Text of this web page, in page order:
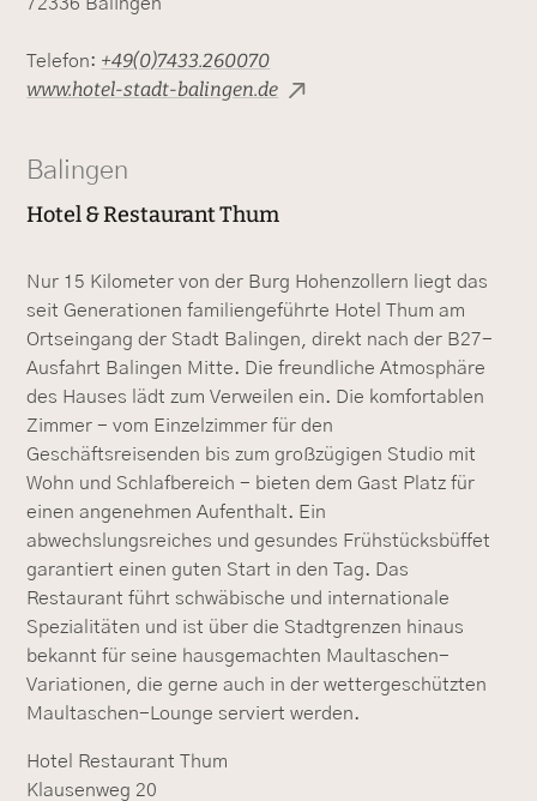
Telefon: +49(0)7433.260070
www.hotel-stadt-balingen.de
Balingen
Hotel & Restaurant Thum
Nur 15 Kilometer von der Burg Hohenzollern liegt das
seit Generationen familiengeführte Hotel Thum am
Ortseingang der Stadt Balingen, direkt nach der B27-
Ausfahrt Balingen Mitte. Die freundliche Atmosphäre
des Hauses lädt zum Verweilen ein. Die komfortablen
Zimmer - vom Einzelzimmer für den
Geschäftsreisenden bis zum großzügigen Studio mit
Wohn und Schlafbereich - bieten dem Gast Platz für
einen angenehmen Aufenthalt. Ein
abwechslungsreiches und gesundes Frühstücksbüffet
garantiert einen guten Start in den Tag. Das
Restaurant führt schwäbische und internationale
Spezialitäten und ist über die Stadtgrenzen hinaus
bekannt für seine hausgemachten Maultaschen-
Variationen, die gerne auch in der wettergeschützten
Maultaschen-Lounge serviert werden.
Hotel Restaurant Thum
Klausenweg 20